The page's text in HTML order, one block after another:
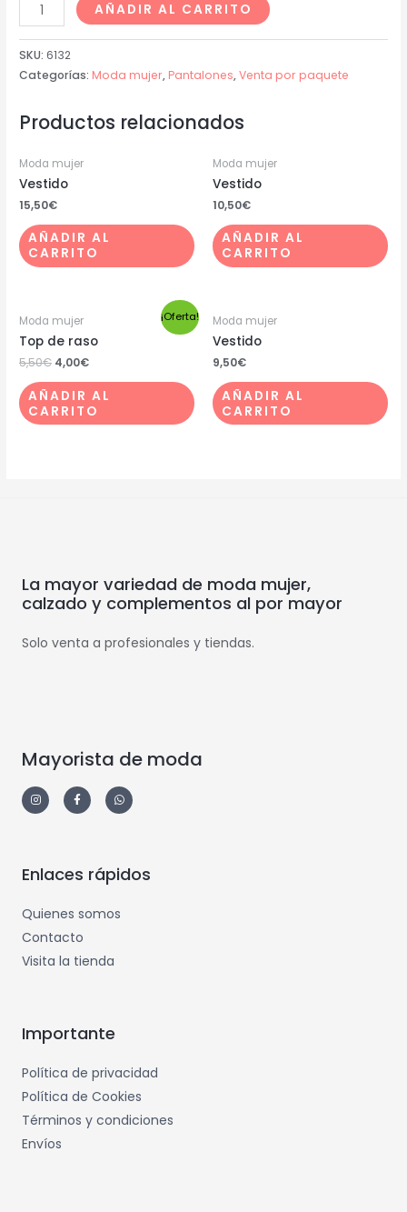
AÑADIR AL CARRITO
SKU: 6132
Categorías: Moda mujer, Pantalones,Venta por paquete
Productos relacionados
Moda mujer
Vestido
15,50€
AÑADIR AL
CARRITO
Moda mujer
Vestido
10,50€
AÑADIR AL
CARRITO
¡Oferta!
Moda mujer
Top de raso
5,50€ 4,00€
AÑADIR AL
CARRITO
Moda mujer
Vestido
9,50€
AÑADIR AL
CARRITO
La mayor variedad de moda mujer,
calzado y complementos al por mayor
Solo venta a profesionales y tiendas.
Mayorista de moda
Enlaces rápidos
Quienes somos
Contacto
Visita la tienda
Importante
Política de privacidad
Política de Cookies
Términos y condiciones
Envíos